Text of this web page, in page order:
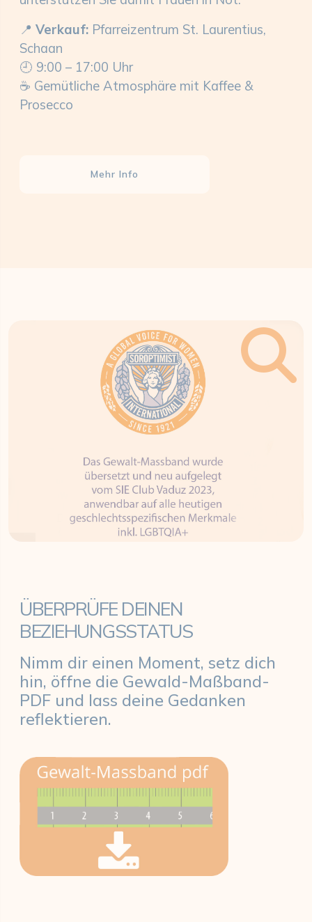
📍 Verkauf: Pfarreizentrum St. Laurentius,
Schaan
🕘 9:00 – 17:00 Uhr
☕ Gemütliche Atmosphäre mit Kaffee &
Prosecco
Mehr Info
ÜBERPRÜFE DEINEN
BEZIEHUNGSSTATUS
Nimm dir einen Moment, setz dich
hin, öffne die Gewald-Maßband-
PDF und lass deine Gedanken
reflektieren.